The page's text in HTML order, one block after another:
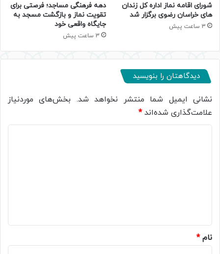
شورای اقامه نماز اداره کل زندان
های خراسان رضوی برگزار شد
3 ساعت پیش
دهه فرهنگی مساجد؛ فرصتی برای
تقویت نماز و بازگشت مسجد به
جایگاه واقعی خود
3 ساعت پیش
دیدگاهتان را بنویسید
نشانی ایمیل شما منتشر نخواهد شد. بخش‌های موردنیاز
علامت‌گذاری شده‌اند*
نام*